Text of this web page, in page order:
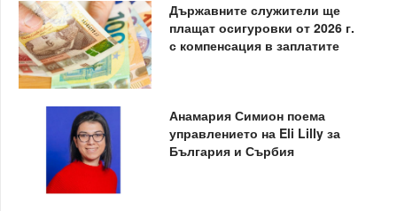
Държавните служители ще
плащат осигуровки от 2026 г.
с компенсация в заплатите
Анамария Симион поема
управлението на Eli Lilly за
България и Сърбия